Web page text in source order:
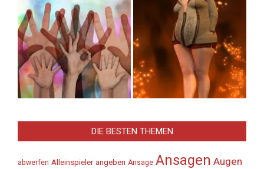
DIE BESTEN THEMEN
abwerfen Alleinspieler angeben Ansage Ansagen Augen